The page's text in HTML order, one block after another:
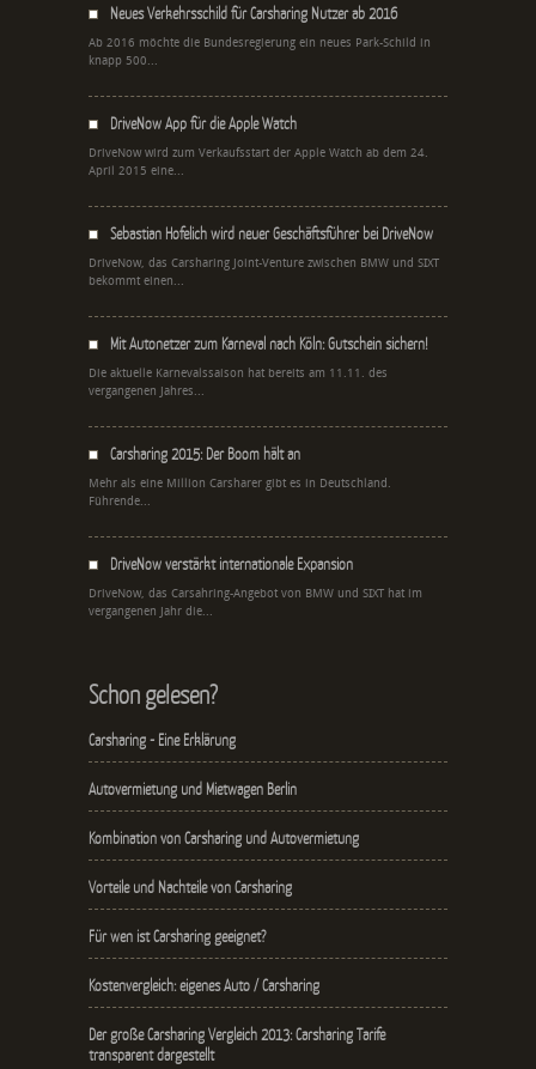
Neues Verkehrsschild für Carsharing Nutzer ab 2016
Ab 2016 möchte die Bundesregierung ein neues Park-Schild in
knapp 500...
DriveNow App für die Apple Watch
DriveNow wird zum Verkaufsstart der Apple Watch ab dem 24.
April 2015 eine...
Sebastian Hofelich wird neuer Geschäftsführer bei DriveNow
DriveNow, das Carsharing Joint-Venture zwischen BMW und SIXT
bekommt einen...
Mit Autonetzer zum Karneval nach Köln: Gutschein sichern!
Die aktuelle Karnevalssaison hat bereits am 11.11. des
vergangenen Jahres...
Carsharing 2015: Der Boom hält an
Mehr als eine Million Carsharer gibt es in Deutschland.
Führende...
DriveNow verstärkt internationale Expansion
DriveNow, das Carsahring-Angebot von BMW und SIXT hat im
vergangenen Jahr die...
Schon gelesen?
Carsharing - Eine Erklärung
Autovermietung und Mietwagen Berlin
Kombination von Carsharing und Autovermietung
Vorteile und Nachteile von Carsharing
Für wen ist Carsharing geeignet?
Kostenvergleich: eigenes Auto / Carsharing
Der große Carsharing Vergleich 2013: Carsharing Tarife
transparent dargestellt